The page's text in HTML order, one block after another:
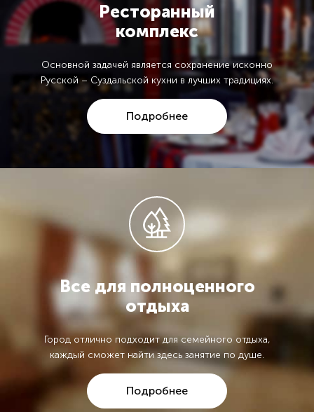
Ресторанный
комплекс
Основной задачей является сохранение исконно
Русской – Суздальской кухни в лучших традициях.
Подробнее
Все для полноценного
отдыха
Город отлично подходит для семейного отдыха,
каждый сможет найти здесь занятие по душе.
Подробнее